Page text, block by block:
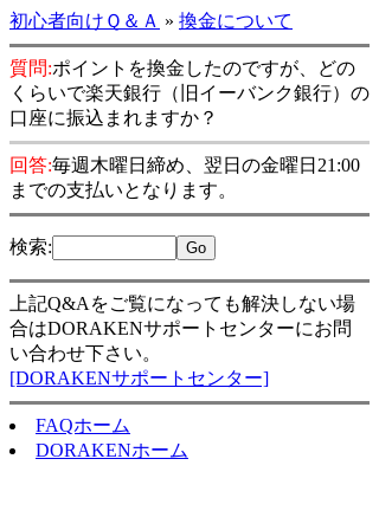
初心者向けＱ＆Ａ » 換金について
質問:ポイントを換金したのですが、どの
くらいで楽天銀行（旧イーバンク銀行）の
口座に振込まれますか？
回答:毎週木曜日締め、翌日の金曜日21:00
までの支払いとなります。
検索:
上記Q&Aをご覧になっても解決しない場
合はDORAKENサポートセンターにお問
い合わせ下さい。
[DORAKENサポートセンター]
FAQホーム
DORAKENホーム